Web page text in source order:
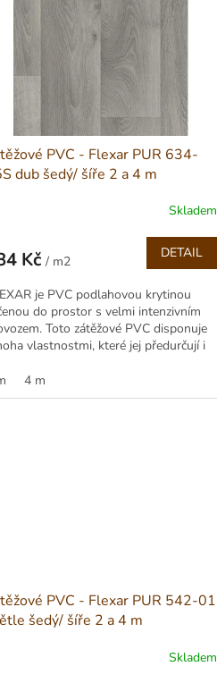
PVC - Flexar PUR 634-
dub šedý/ šíře 2 a 4 m
Skladem
Kč / m2
DETAIL
je PVC podlahovou krytinou
do prostor s velmi intenzivním
Toto zátěžové PVC disponuje
vlastnostmi, které jej předurčují i
4 m
PVC - Flexar PUR 542-01
šedý/ šíře 2 a 4 m
Skladem